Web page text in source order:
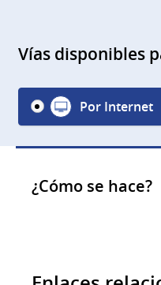
Vías disponibles
Por Internet
¿Cómo se hace?